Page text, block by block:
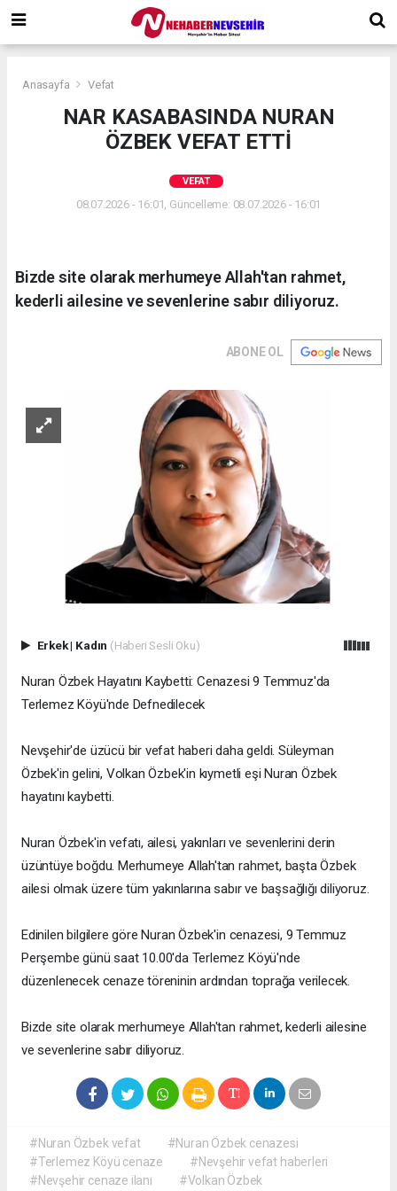
Anasayfa Vefat
NAR KASABASINDA NURAN
ÖZBEK VEFAT ETTİ
VEFAT
08.07.2026 - 16:01, Güncelleme: 08.07.2026 - 16:01
Bizde site olarak merhumeye Allah'tan rahmet,
kederli ailesine ve sevenlerine sabır diliyoruz.
ABONE OL
Erkek| Kadın (Haberi Sesli Oku)
Nuran Özbek Hayatını Kaybetti: Cenazesi 9 Temmuz'da
Terlemez Köyü'nde Defnedilecek
Nevşehir'de üzücü bir vefat haberi daha geldi. Süleyman
Özbek'in gelini, Volkan Özbek'in kıymetli eşi Nuran Özbek
hayatını kaybetti.
Nuran Özbek'in vefatı, ailesi, yakınları ve sevenlerini derin
üzüntüye boğdu. Merhumeye Allah'tan rahmet, başta Özbek
ailesi olmak üzere tüm yakınlarına sabır ve başsağlığı diliyoruz.
Edinilen bilgilere göre Nuran Özbek'in cenazesi, 9 Temmuz
Perşembe günü saat 10.00'da Terlemez Köyü'nde
düzenlenecek cenaze töreninin ardından toprağa verilecek.
Bizde site olarak merhumeye Allah'tan rahmet, kederli ailesine
ve sevenlerine sabır diliyoruz.
#Nuran Özbek vefat
#Nuran Özbek cenazesi
#Terlemez Köyü cenaze
#Nevşehir vefat haberleri
#Nevşehir cenaze ilanı
#Volkan Özbek